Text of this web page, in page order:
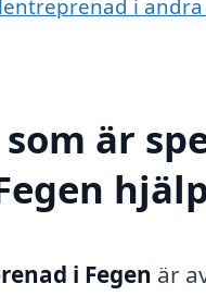
i
är
i Fegen är